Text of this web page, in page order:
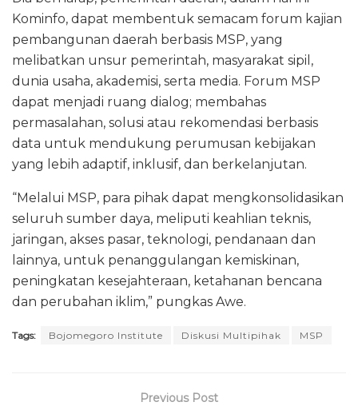
Kominfo, dapat membentuk semacam forum kajian
pembangunan daerah berbasis MSP, yang
melibatkan unsur pemerintah, masyarakat sipil,
dunia usaha, akademisi, serta media. Forum MSP
dapat menjadi ruang dialog; membahas
permasalahan, solusi atau rekomendasi berbasis
data untuk mendukung perumusan kebijakan
yang lebih adaptif, inklusif, dan berkelanjutan.
“Melalui MSP, para pihak dapat mengkonsolidasikan
seluruh sumber daya, meliputi keahlian teknis,
jaringan, akses pasar, teknologi, pendanaan dan
lainnya, untuk penanggulangan kemiskinan,
peningkatan kesejahteraan, ketahanan bencana
dan perubahan iklim,” pungkas Awe.
Tags: Bojomegoro Institute Diskusi Multipihak MSP
Previous Post